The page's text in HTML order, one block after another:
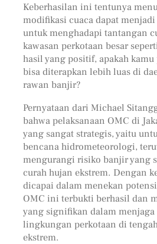
Keberhasilan ini tentunya
modifikasi cuaca dapat
untuk menghadapi tantangan
kawasan perkotaan besar
hasil yang positif, apakah
bisa diterapkan lebih luas di
rawan banjir?
Pernyataan dari Michael
bahwa pelaksanaan OMC di
yang sangat strategis, yaitu
bencana hidrometeorologi,
mengurangi risiko banjir yang
curah hujan ekstrem. Dengan
dicapai dalam menekan
OMC ini terbukti berhasil dan
yang signifikan dalam
lingkungan perkotaan di
ekstrem.